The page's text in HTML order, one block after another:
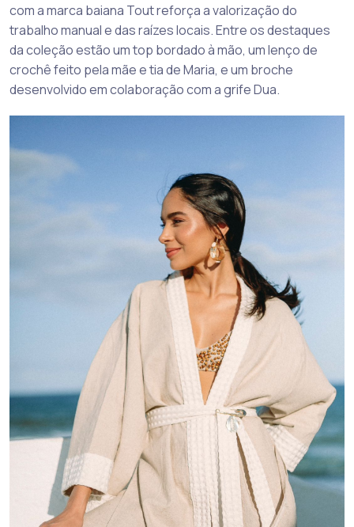
com a marca baiana Tout reforça a valorização do
trabalho manual e das raízes locais. Entre os destaques
da coleção estão um top bordado à mão, um lenço de
crochê feito pela mãe e tia de Maria, e um broche
desenvolvido em colaboração com a grife Dua.